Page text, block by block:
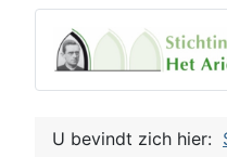
U bevindt zich hier: